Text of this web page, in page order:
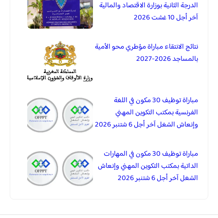
الدرجة الثانية بوزارة الاقتصاد والمالية
آخر أجل 10 غشت 2026
نتائج الانتقاء مباراة مؤطري محو الأمية
بالمساجد 2026-2027
مباراة توظيف 30 مكون في اللغة
الفرنسية بمكتب التكوين المهني
وإنعاش الشغل آخر أجل 6 شتنبر 2026
مباراة توظيف 30 مكون في المهارات
الداتية بمكتب التكوين المهني وإنعاش
الشغل آخر أجل 6 شتنبر 2026